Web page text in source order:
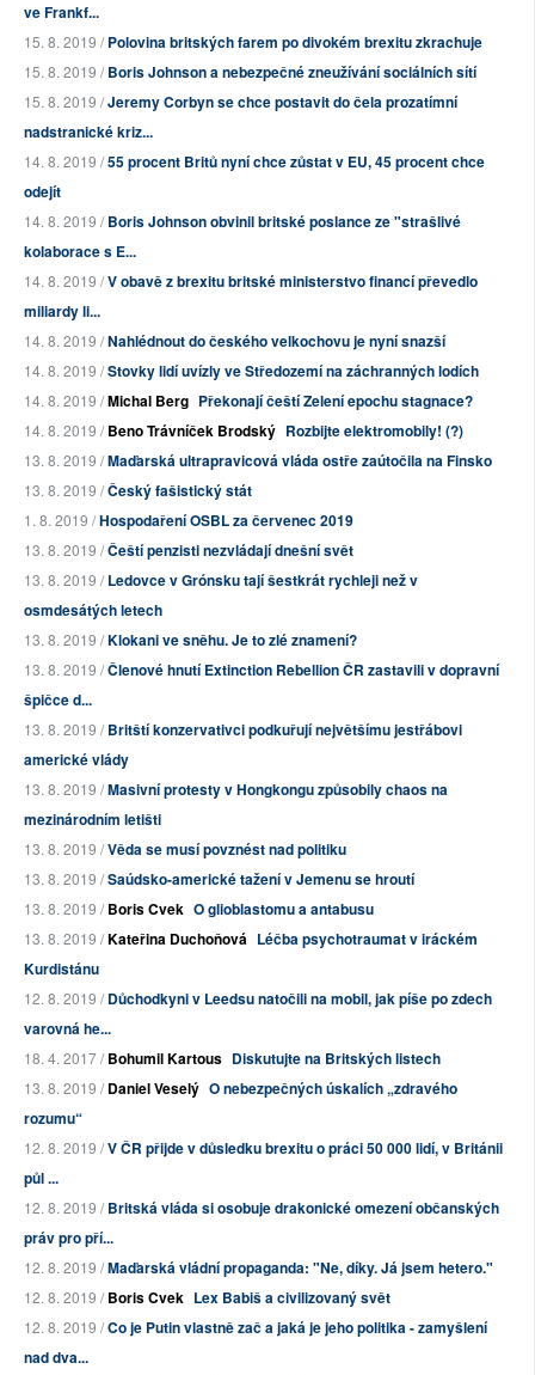
ve Frankf...
15. 8. 2019 /Polovina britských farem po divokém brexitu zkrachuje
15. 8. 2019 /Boris Johnson a nebezpečné zneužívání sociálních sítí
15. 8. 2019 /Jeremy Corbyn se chce postavit do čela prozatímní
nadstranické kriz...
14. 8. 2019 /55 procent Britů nyní chce zůstat v EU, 45 procent chce
odejít
14. 8. 2019 /Boris Johnson obvinil britské poslance ze "strašlivé
kolaborace s E...
14. 8. 2019 /V obavě z brexitu britské ministerstvo financí převedlo
miliardy li...
14. 8. 2019 /Nahlédnout do českého velkochovu je nyní snazší
14. 8. 2019 /Stovky lidí uvízly ve Středozemí na záchranných lodích
14. 8. 2019 /Michal Berg Překonají čeští Zelení epochu stagnace?
14. 8. 2019 /Beno Trávníček Brodský Rozbijte elektromobily! (?)
13. 8. 2019 /Maďarská ultrapravicová vláda ostře zaútočila na Finsko
13. 8. 2019 /Český fašistický stát
1. 8. 2019 /Hospodaření OSBL za červenec 2019
13. 8. 2019 /Čeští penzisti nezvládají dnešní svět
13. 8. 2019 /Ledovce v Grónsku tají šestkrát rychleji než v
osmdesátých letech
13. 8. 2019 /Klokani ve sněhu. Je to zlé znamení?
13. 8. 2019 /Členové hnutí Extinction Rebellion ČR zastavili v dopravní
špičce d...
13. 8. 2019 /Britští konzervativci podkuřují největšímu jestřábovi
americké vlády
13. 8. 2019 /Masivní protesty v Hongkongu způsobily chaos na
mezinárodním letišti
13. 8. 2019 /Věda se musí povznést nad politiku
13. 8. 2019 /Saúdsko-americké tažení v Jemenu se hroutí
13. 8. 2019 /Boris Cvek O glioblastomu a antabusu
13. 8. 2019 /Kateřina Duchoňová Léčba psychotraumat v iráckém
Kurdistánu
12. 8. 2019 /Důchodkyni v Leedsu natočili na mobil, jak píše po zdech
varovná he...
18. 4. 2017 /Bohumil Kartous Diskutujte na Britských listech
13. 8. 2019 /Daniel Veselý O nebezpečných úskalích „zdravého
rozumu“
12. 8. 2019 /V ČR přijde v důsledku brexitu o práci 50 000 lidí, v Británii
půl ...
12. 8. 2019 /Britská vláda si osobuje drakonické omezení občanských
práv pro pří...
12. 8. 2019 /Maďarská vládní propaganda: "Ne, díky. Já jsem hetero."
12. 8. 2019 /Boris Cvek Lex Babiš a civilizovaný svět
12. 8. 2019 /Co je Putin vlastně zač a jaká je jeho politika - zamyšlení
nad dva...